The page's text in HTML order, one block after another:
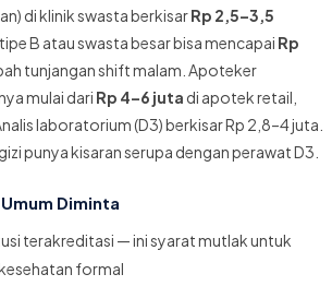
di klinik swasta berkisarRp 2,5–3,5
tipe B atau swasta besar bisa mencapai Rp
tunjangan shift malam. Apoteker
mulai dari Rp 4–6 juta di apotek retail,
laboratorium (D3) berkisar Rp 2,8–4 juta.
punya kisaran serupa dengan perawat D3.
Diminta
terakreditasi — ini syarat mutlak untuk
formal